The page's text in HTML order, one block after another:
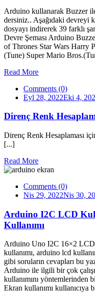
Arduino kullanarak Buzzer
dersiniz.. Aşağıdaki devreyi
dosyayı indirerek 39 farklı
Devre Şeması Arduino
of Thrones Star Wars Harry
(Tune) Super Mario
Read More
Comments (0)
Eyl 28, 2022Eki 4,
Direnç Renk
Direnç Renk Hesaplaması
[...]
Read More
Comments (0)
Nis 29, 2022Nis 30,
Arduino I2C LCD
Kullanımı
Arduino Uno I2C 16×2
kullanımı, arduino lcd
gibi soruların cevapları bu
Arduino ile ilgili bir çok
kullanımını yöntemlerinden
Ekran kullanımı kullanıcıya